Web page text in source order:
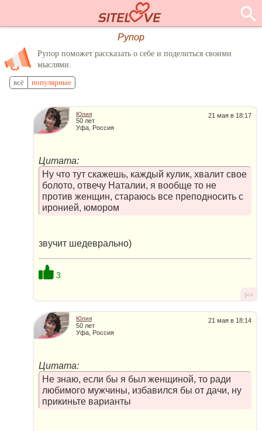
Рупор
Рупор поможет рассказать о себе и поделиться своими
мыслями.
всё популярные
21 мая в 18:17
Юлия
50 лет
Уфа, Россия
Цитата:
Ну что тут скажешь, каждый кулик, хвалит свое
болото, отвечу Наталии, я вообще то не
против женщин, стараюсь все преподносить с
иронией, юмором
звучит шедеврально)
3
|<<
21 мая в 18:14
Юлия
50 лет
Уфа, Россия
Цитата:
Не знаю, если бы я был женщиной, то ради
любимого мужчины, избавился бы от дачи, ну
прикиньте варианты